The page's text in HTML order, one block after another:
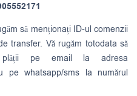
să menționați ID-ul comenzii
transfer. Vă rugăm totodata să
pe email la adresa
pe whatsapp/sms la numărul